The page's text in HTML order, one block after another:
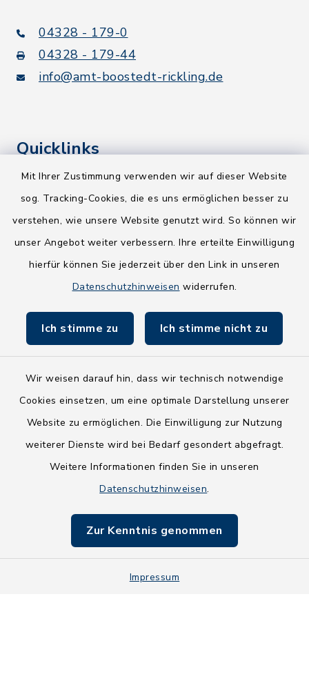
Mit Ihrer Zustimmung verwenden wir auf dieser Website
sog. Tracking-Cookies, die es uns ermöglichen besser zu
verstehen, wie unsere Website genutzt wird. So können wir
unser Angebot weiter verbessern. Ihre erteilte Einwilligung
hierfür können Sie jederzeit über den Link in unseren
Datenschutzhinweisen widerrufen.
Ich stimme zu Ich stimme nicht zu
Wir weisen darauf hin, dass wir technisch notwendige
Cookies einsetzen, um eine optimale Darstellung unserer
Website zu ermöglichen. Die Einwilligung zur Nutzung
weiterer Dienste wird bei Bedarf gesondert abgefragt.
Weitere Informationen finden Sie in unseren
Datenschutzhinweisen.
Zur Kenntnis genommen
Impressum
04328 - 179-0
04328 - 179-44
info@amt-boostedt-rickling.de
Quicklinks
Kreis Segeberg
NEU! Amtsbroschüre 2026
Holsteiner Auenland
Fundbüro
Barrierefreiheit
Impressum
Sitemap